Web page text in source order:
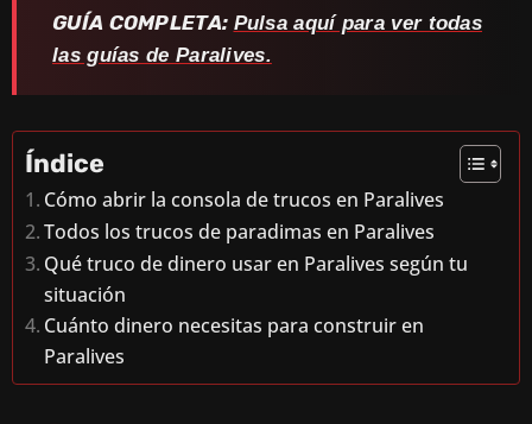
GUÍA COMPLETA: Pulsa aquí para ver todas
las guías de Paralives.
Índice
Cómo abrir la consola de trucos en Paralives
Todos los trucos de paradimas en Paralives
Qué truco de dinero usar en Paralives según tu
situación
Cuánto dinero necesitas para construir en
Paralives